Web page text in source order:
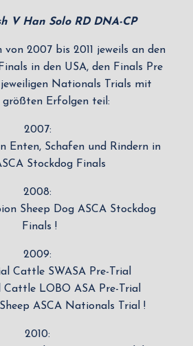
V Han Solo RD DNA-CP
2007 bis 2011 jeweils an den
in den USA, den Finals Pre
jeweiligen Nationals Trials mit
größten Erfolgen teil:
2007:
Enten, Schafen und Rindern in
Stockdog Finals
2008:
Sheep Dog ASCA Stockdog
Finals !
2009:
Cattle SWASA Pre-Trial
Cattle LOBO ASA Pre-Trial
ASCA Nationals Trial !
2010: